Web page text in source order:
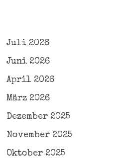
Juli 2026
Juni 2026
April 2026
März 2026
Dezember 2025
November 2025
Oktober 2025